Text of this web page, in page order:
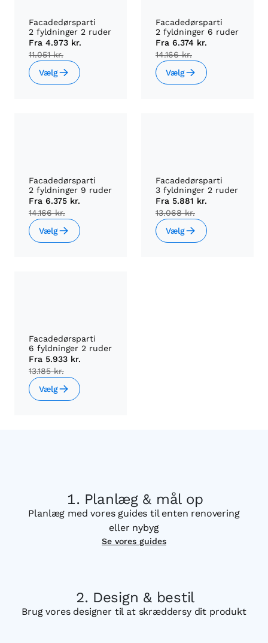
Facadedørsparti
2 fyldninger 2 ruder
Fra 4.973 kr.
11.051 kr.
Vælg
Facadedørsparti
2 fyldninger 6 ruder
Fra 6.374 kr.
14.166 kr.
Vælg
Facadedørsparti
2 fyldninger 9 ruder
Fra 6.375 kr.
14.166 kr.
Vælg
Facadedørsparti
3 fyldninger 2 ruder
Fra 5.881 kr.
13.068 kr.
Vælg
Facadedørsparti
6 fyldninger 2 ruder
Fra 5.933 kr.
13.185 kr.
Vælg
Planlæg & mål op
Planlæg med vores guides til enten renovering
eller nybyg
Se vores guides
Design & bestil
Brug vores designer til at skræddersy dit produkt